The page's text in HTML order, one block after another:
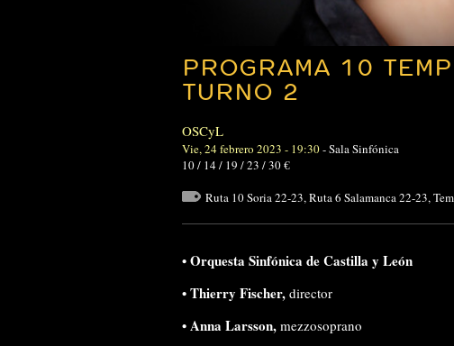
PROGRAMA 10
TURNO 2
OSCyL
Vie, 24 febrero 2023 - 19:30-Sala Sinfónica
10 / 14 / 19 / 23 / 30 €
Ruta 10 Soria 22-23, Ruta 6 Salamanca 22-23,
•Orquesta Sinfónica de Castilla y León
•Thierry Fischer, director
•Anna Larsson, mezzosoprano